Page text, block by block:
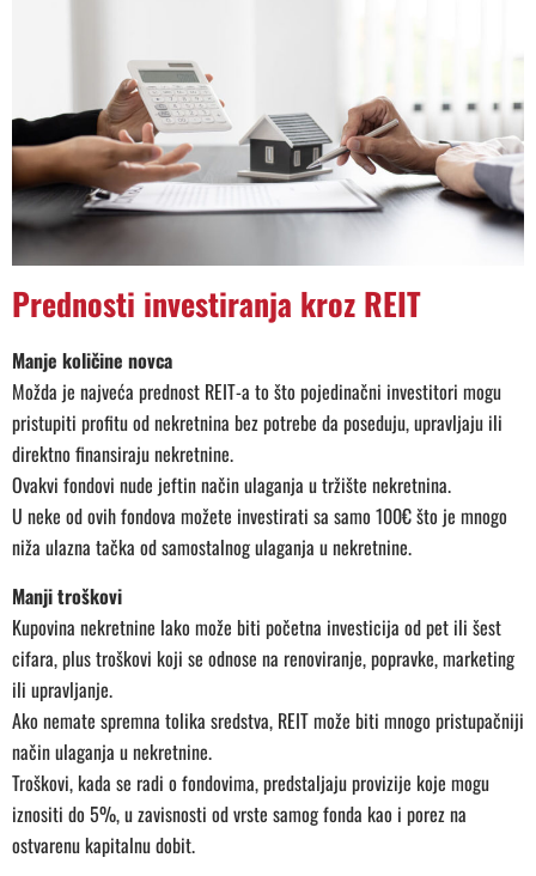
Prednosti investiranja kroz REIT
Manje količine novca
Možda je najveća prednost REIT-a to što pojedinačni investitori mogu
pristupiti profitu od nekretnina bez potrebe da poseduju, upravljaju ili
direktno finansiraju nekretnine.
Ovakvi fondovi nude jeftin način ulaganja u tržište nekretnina.
U neke od ovih fondova možete investirati sa samo 100€ što je mnogo
niža ulazna tačka od samostalnog ulaganja u nekretnine.
Manji troškovi
Kupovina nekretnine lako može biti početna investicija od pet ili šest
cifara, plus troškovi koji se odnose na renoviranje, popravke, marketing
ili upravljanje.
Ako nemate spremna tolika sredstva, REIT može biti mnogo pristupačniji
način ulaganja u nekretnine.
Troškovi, kada se radi o fondovima, predstaljaju provizije koje mogu
iznositi do 5%, u zavisnosti od vrste samog fonda kao i porez na
ostvarenu kapitalnu dobit.